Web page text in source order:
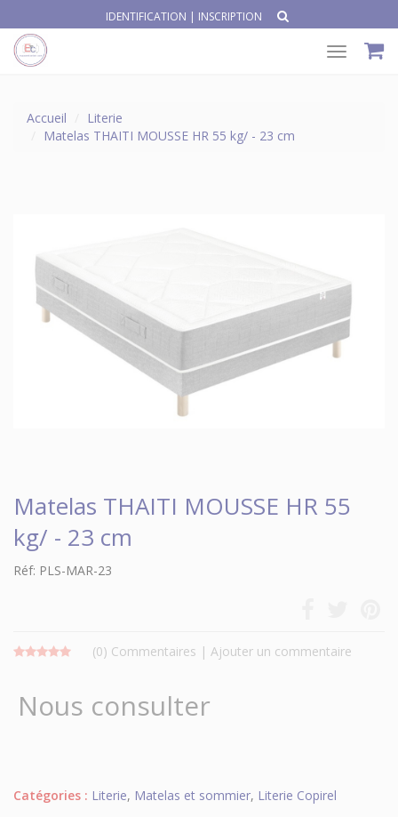
IDENTIFICATION | INSCRIPTION
Toggle
Accueil
Literie
Matelas THAITI MOUSSE HR 55 kg/ - 23 cm
Matelas THAITI MOUSSE HR 55
kg/ - 23 cm
Réf: PLS-MAR-23
(0) Commentaires | Ajouter un commentaire
Nous consulter
Catégories : Literie, Matelas et sommier, Literie Copirel